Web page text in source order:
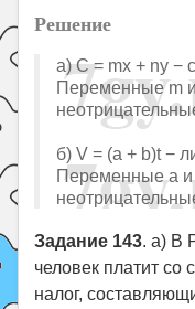
Решение
а) C = mx + ny −
Переменные m
б) V = (a + b)t −
Переменные a и
Задание 143. а) В
человек платит со
налог,